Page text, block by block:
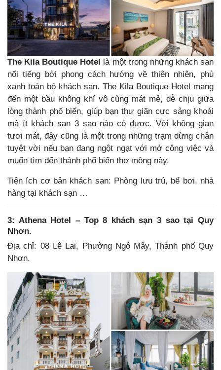
The Kila Boutique Hotel là một trong những khách sạn
nổi tiếng bởi phong cách hướng về thiên nhiên, phủ
xanh toàn bộ khách sạn. The Kila Boutique Hotel mang
đến một bầu không khí vô cùng mát mẻ, dễ chịu giữa
lòng thành phố biển, giúp bạn thư giãn cực sảng khoái
mà ít khách sạn 3 sao nào có được. Với không gian
tươi mát, đây cũng là một trong những trạm dừng chân
tuyệt vời nếu bạn đang ngột ngạt với mớ công việc và
muốn tìm đến thành phố biển thơ mộng này.
Tiện ích cơ bản khách sạn: Phòng lưu trú, bể bơi, nhà
hàng tại khách sạn …
3: Athena Hotel – Top 8 khách sạn 3 sao tại Quy
Nhơn.
Địa chỉ: 08 Lê Lai, Phường Ngô Mây, Thành phố Quy
Nhơn.